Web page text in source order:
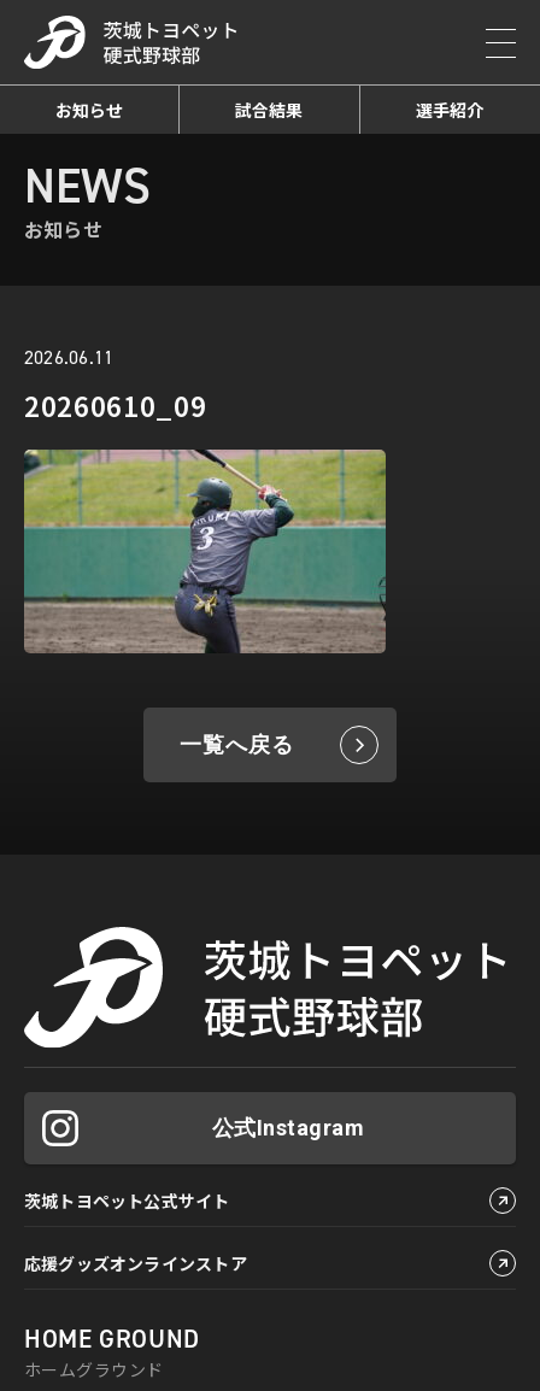
お知らせ 試合結果 選手紹介
HOME お知らせ詳細
NEWS
お知らせ
2026.06.11
20260610_09
一覧へ戻る
公式Instagram
茨城トヨペット公式サイト
応援グッズオンラインストア
HOME GROUND
ホームグラウンド